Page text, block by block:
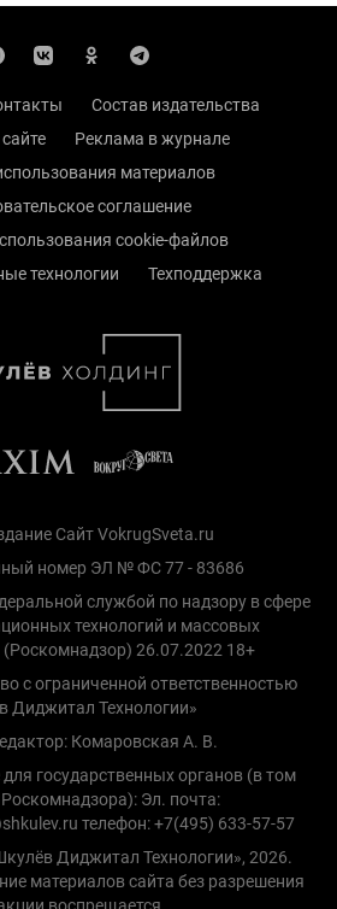
Состав издательства
Реклама в журнале
материалов
соглашение
cookie-файлов
технологии
Техподдержка
Сайт VokrugSveta.ru
номер ЭЛ № ФС 77 - 83686
службой по надзору в сфере
технологий и массовых
26.07.2022 18+
с ограниченной ответственностью
Диджитал Технологии»
Комаровская А. В.
государственных органов (в том
Эл. почта:
телефон: +7(495) 633-57-57
Диджитал Технологии», 2026.
материалов сайта без разрешения